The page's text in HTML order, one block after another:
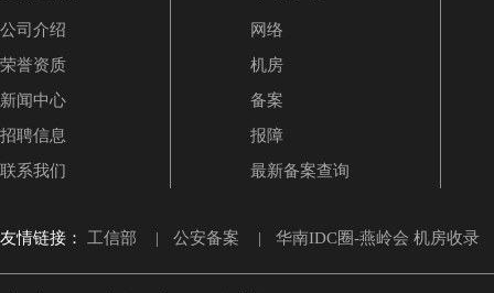
公司介绍
荣誉资质
新闻中心
招聘信息
联系我们
网络
机房
备案
报障
最新备案查询
友情链接： 工信部 | 公安备案 | 华南IDC圈-燕岭会 机房收录